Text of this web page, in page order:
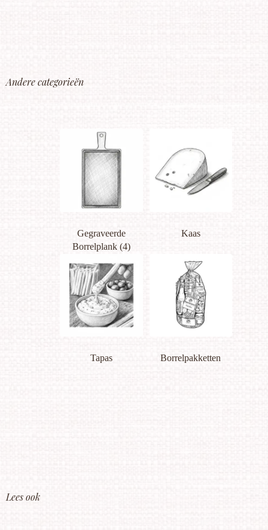
Andere categorieën
Gegraveerde
Borrelplank (4)
Kaas
Tapas Borrelpakketten
Lees ook